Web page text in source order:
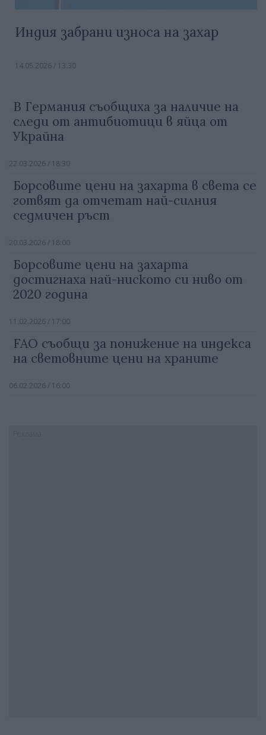
Индия забрани износа на захар
14.05.2026 / 13:30
В Германия съобщиха за наличие на
следи от антибиотици в яйца от
Украйна
22.03.2026 / 18:30
Борсовите цени на захарта в света се
готвят да отчетат най-силния
седмичен ръст
20.03.2026 / 18:00
Борсовите цени на захарта
достигнаха най-ниското си ниво от
2020 година
11.02.2026 / 17:00
FAO съобщи за понижение на индекса
на световните цени на храните
06.02.2026 / 16:00